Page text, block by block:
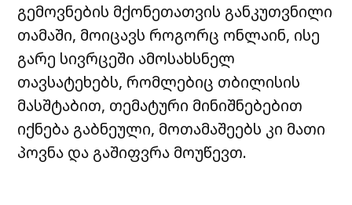
გემოვნების მქონეთათვის განკუთვნილი
თამაში, მოიცავს როგორც ონლაინ, ისე
გარე სივრცეში ამოსახსნელ
თავსატეხებს, რომლებიც თბილისის
მასშტაბით, თემატური მინიშნებებით
იქნება გაბნეული, მოთამაშეებს კი მათი
პოვნა და გაშიფვრა მოუწევთ.